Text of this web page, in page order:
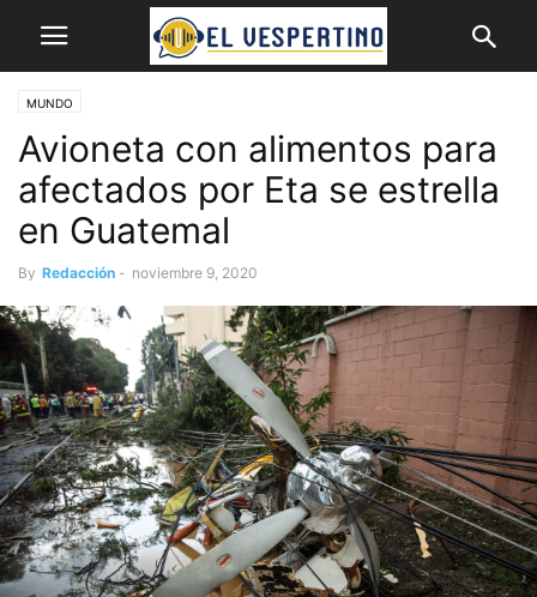
MUNDO
Avioneta con alimentos para
afectados por Eta se estrella
en Guatemal
By Redacción - noviembre 9, 2020